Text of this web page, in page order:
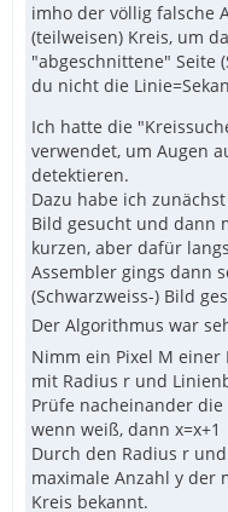
imho der völlig falsche
(teilweisen) Kreis, um
"abgeschnittene" Seite
du nicht die
Ich hatte die
verwendet, um Augen
detektieren.
Dazu habe ich
Bild gesucht und dann
kurzen, aber dafür
Assembler gings dann
(Schwarzweiss-) Bild
Der Algorithmus war
Nimm ein Pixel M
mit Radius r und
Prüfe nacheinander
wenn weiß, dann x=x+1
Durch den Radius r
maximale Anzahl y der
Kreis bekannt.